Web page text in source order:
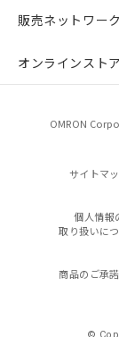
販売ネットワーク
オンラインストア
OMRON
サイトマ
個人情報
取り扱いに
商品のご承